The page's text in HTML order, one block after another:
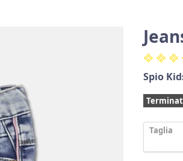
Spio
Taglia